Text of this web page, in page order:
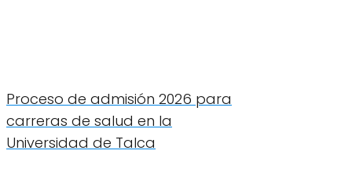
Proceso de admisión 2026 para
carreras de salud en la
Universidad de Talca